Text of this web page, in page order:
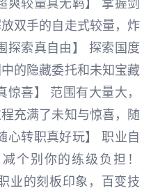
爽较量真无羁】 掌握剑
双手的自走式较量，炸
探索真自由】 探索国度
的隐藏委托和未知宝藏
喜】 范围有大量大，
充满了未知与惊喜，随
心转职真好玩】 职业自
个别你的练级负担！
业的刻板印象，百变技